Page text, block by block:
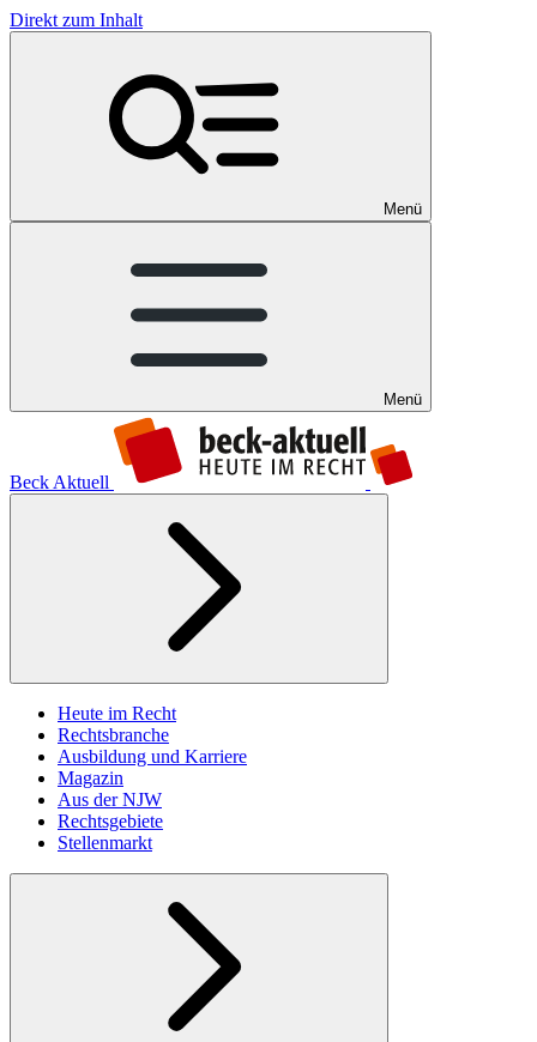
Direkt zum Inhalt
Menü
Menü
Beck Aktuell
Heute im Recht
Rechtsbranche
Ausbildung und Karriere
Magazin
Aus der NJW
Rechtsgebiete
Stellenmarkt